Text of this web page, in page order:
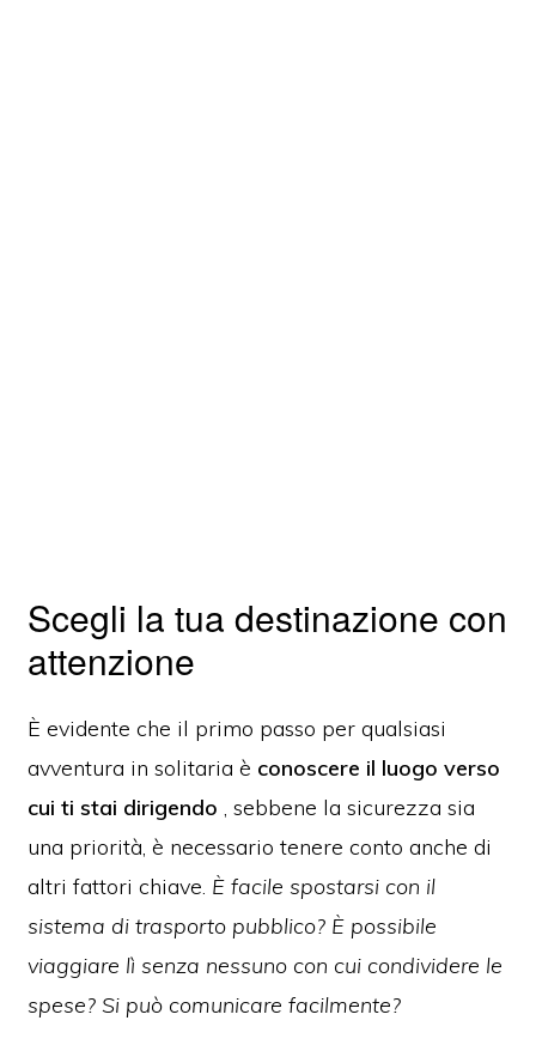
Scegli la tua destinazione con
attenzione
È evidente che il primo passo per qualsiasi
avventura in solitaria è conoscere il luogo verso
cui ti stai dirigendo , sebbene la sicurezza sia
una priorità, è necessario tenere conto anche di
altri fattori chiave. È facile spostarsi con il
sistema di trasporto pubblico? È possibile
viaggiare lì senza nessuno con cui condividere le
spese? Si può comunicare facilmente?